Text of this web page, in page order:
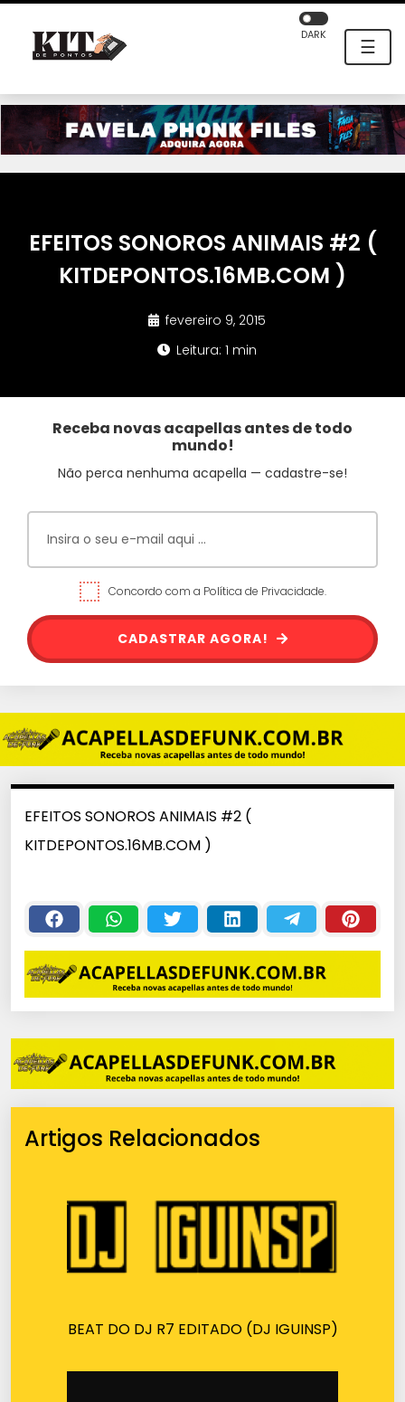
☰
DARK
EFEITOS SONOROS ANIMAIS #2 (
KITDEPONTOS.16MB.COM )
fevereiro 9, 2015
Leitura: 1 min
Receba novas acapellas antes de todo
mundo!
Não perca nenhuma acapella — cadastre-se!
Concordo com a Política de Privacidade.
CADASTRAR AGORA!
EFEITOS SONOROS ANIMAIS #2 (
KITDEPONTOS.16MB.COM )
Artigos Relacionados
BEAT DO DJ R7 EDITADO (DJ IGUINSP)